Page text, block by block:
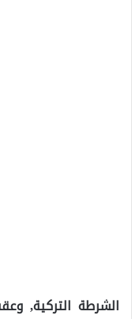
الشرطة التركية,